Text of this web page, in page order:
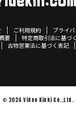
ご利用規約
プライ
要
特定商取引法に基づ
古物営業法に基づく表記
© 2024 Video Kinki Co.,Ltd.